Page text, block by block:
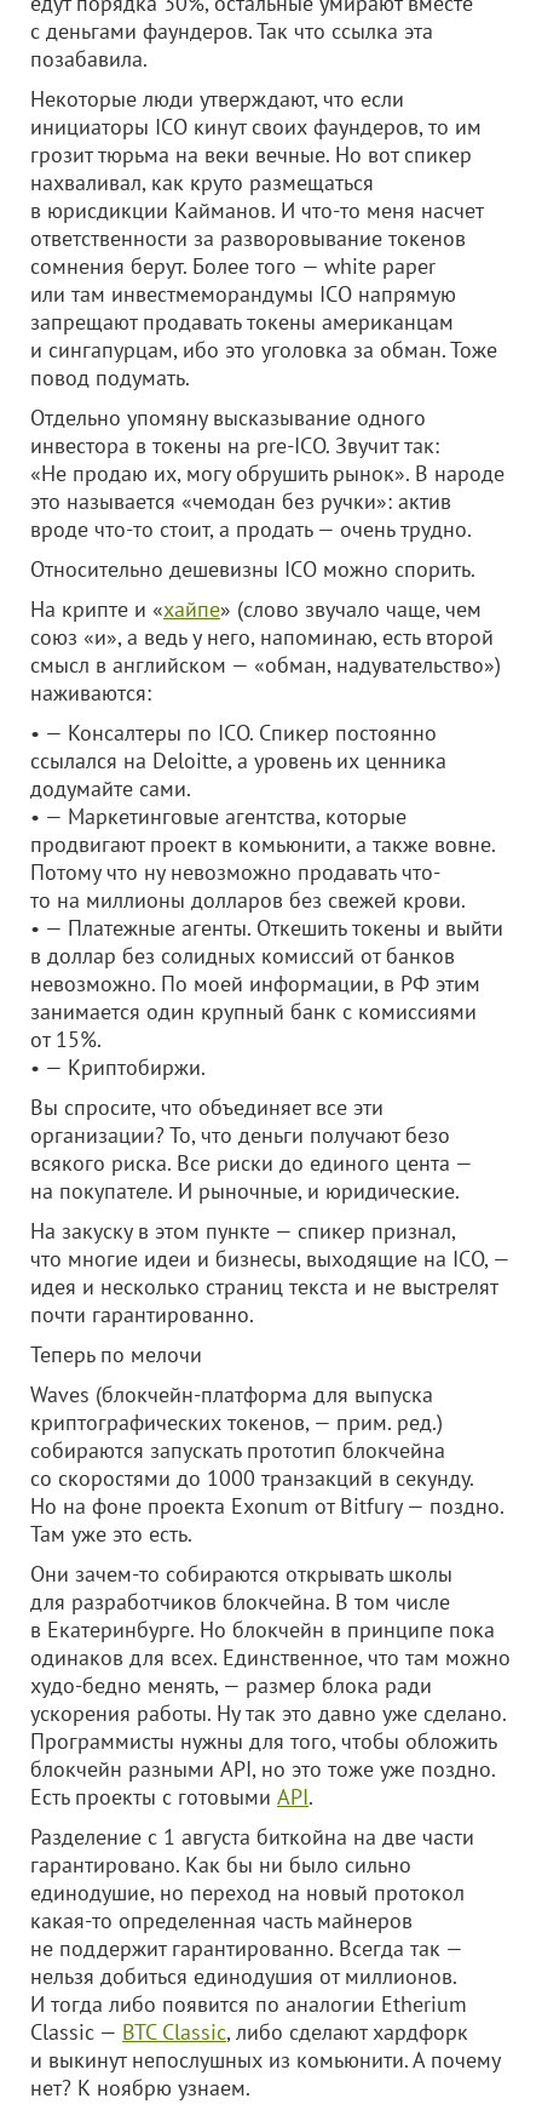
с деньгами фаундеров. Так что ссылка эта
позабавила.
Некоторые люди утверждают, что если
инициаторы ICO кинут своих фаундеров, то им
грозит тюрьма на веки вечные. Но вот спикер
нахваливал, как круто размещаться
в юрисдикции Кайманов. И что-то меня насчет
ответственности за разворовывание токенов
сомнения берут. Более того — white paper
или там инвестмеморандумы ICO напрямую
запрещают продавать токены американцам
и сингапурцам, ибо это уголовка за обман. Тоже
повод подумать.
Отдельно упомяну высказывание одного
инвестора в токены на pre-ICO. Звучит так:
«Не продаю их, могу обрушить рынок». В народе
это называется «чемодан без ручки»: актив
вроде что-то стоит, а продать — очень трудно.
Относительно дешевизны ICO можно спорить.
На крипте и «хайпе» (слово звучало чаще, чем
союз «и», а ведь у него, напоминаю, есть второй
смысл в английском — «обман, надувательство»)
наживаются:
• — Консалтеры по ICO. Спикер постоянно
ссылался на Deloitte, а уровень их ценника
додумайте сами.
• — Маркетинговые агентства, которые
продвигают проект в комьюнити, а также вовне.
Потому что ну невозможно продавать что-
то на миллионы долларов без свежей крови.
• — Платежные агенты. Откешить токены и выйти
в доллар без солидных комиссий от банков
невозможно. По моей информации, в РФ этим
занимается один крупный банк с комиссиями
от 15%.
• — Криптобиржи.
Вы спросите, что объединяет все эти
организации? То, что деньги получают безо
всякого риска. Все риски до единого цента —
на покупателе. И рыночные, и юридические.
На закуску в этом пункте — спикер признал,
что многие идеи и бизнесы, выходящие на ICO, —
идея и несколько страниц текста и не выстрелят
почти гарантированно.
Теперь по мелочи
Waves (блокчейн-платформа для выпуска
криптографических токенов, — прим. ред.)
собираются запускать прототип блокчейна
со скоростями до 1000 транзакций в секунду.
Но на фоне проекта Exonum от Bitfury — поздно.
Там уже это есть.
Они зачем-то собираются открывать школы
для разработчиков блокчейна. В том числе
в Екатеринбурге. Но блокчейн в принципе пока
одинаков для всех. Единственное, что там можно
худо-бедно менять, — размер блока ради
ускорения работы. Ну так это давно уже сделано.
Программисты нужны для того, чтобы обложить
блокчейн разными API, но это тоже уже поздно.
Есть проекты с готовыми API.
Разделение с 1 августа биткойна на две части
гарантировано. Как бы ни было сильно
единодушие, но переход на новый протокол
какая-то определенная часть майнеров
не поддержит гарантированно. Всегда так —
нельзя добиться единодушия от миллионов.
И тогда либо появится по аналогии Etherium
Classic — BTC Classic, либо сделают хардфорк
и выкинут непослушных из комьюнити. А почему
нет? К ноябрю узнаем.